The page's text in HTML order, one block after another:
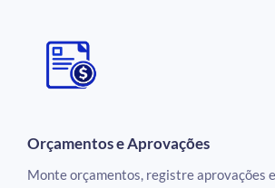
Orçamentos e Aprovações
Monte orçamentos, registre aprovações